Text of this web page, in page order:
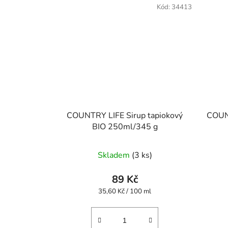
COUNTRY LIFE Sirup tapiokový
BIO 250ml/345 g
Skladem (3 ks)
89 Kč
Měrná
35,60 Kč / 100 ml
Kód: 34413